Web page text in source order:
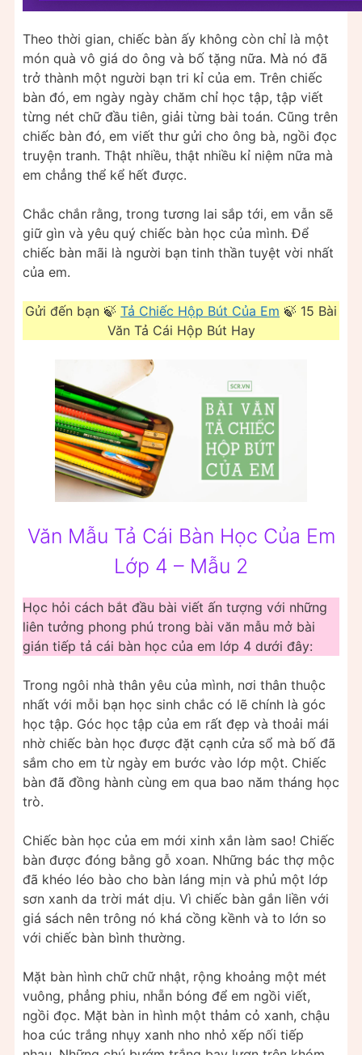
Theo thời gian, chiếc bàn ấy không còn chỉ là một
món quà vô giá do ông và bố tặng nữa. Mà nó đã
trở thành một người bạn tri kỉ của em. Trên chiếc
bàn đó, em ngày ngày chăm chỉ học tập, tập viết
từng nét chữ đầu tiên, giải từng bài toán. Cũng trên
chiếc bàn đó, em viết thư gửi cho ông bà, ngồi đọc
truyện tranh. Thật nhiều, thật nhiều kỉ niệm nữa mà
em chẳng thể kể hết được.
Chắc chắn rằng, trong tương lai sắp tới, em vẫn sẽ
giữ gìn và yêu quý chiếc bàn học của mình. Để
chiếc bàn mãi là người bạn tinh thần tuyệt vời nhất
của em.
Gửi đến bạn 🍃 Tả Chiếc Hộp Bút Của Em 🍃 15 Bài
Văn Tả Cái Hộp Bút Hay
Văn Mẫu Tả Cái Bàn Học Của Em
Lớp 4 – Mẫu 2
Học hỏi cách bắt đầu bài viết ấn tượng với những
liên tưởng phong phú trong bài văn mẫu mở bài
gián tiếp tả cái bàn học của em lớp 4 dưới đây:
Trong ngôi nhà thân yêu của mình, nơi thân thuộc
nhất với mỗi bạn học sinh chắc có lẽ chính là góc
học tập. Góc học tập của em rất đẹp và thoải mái
nhờ chiếc bàn học được đặt cạnh cửa sổ mà bố đã
sắm cho em từ ngày em bước vào lớp một. Chiếc
bàn đã đồng hành cùng em qua bao năm tháng học
trò.
Chiếc bàn học của em mới xinh xắn làm sao! Chiếc
bàn được đóng bằng gỗ xoan. Những bác thợ mộc
đã khéo léo bào cho bàn láng mịn và phủ một lớp
sơn xanh da trời mát dịu. Vì chiếc bàn gắn liền với
giá sách nên trông nó khá cồng kềnh và to lớn so
với chiếc bàn bình thường.
Mặt bàn hình chữ chữ nhật, rộng khoảng một mét
vuông, phẳng phiu, nhẵn bóng để em ngồi viết,
ngồi đọc. Mặt bàn in hình một thảm cỏ xanh, chậu
hoa cúc trắng nhụy xanh nho nhỏ xếp nối tiếp